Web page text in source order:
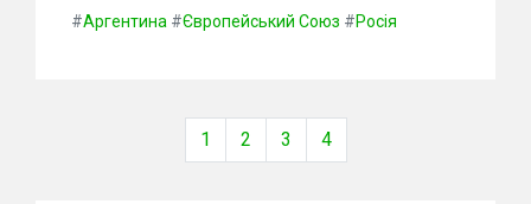
#Аргентина #Європейський Союз #Росія
1 2 3 4